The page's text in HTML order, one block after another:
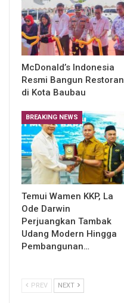
McDonald’s Indonesia
Resmi Bangun Restoran
di Kota Baubau
BREAKING NEWS
Temui Wamen KKP, La
Ode Darwin
Perjuangkan Tambak
Udang Modern Hingga
Pembangunan…
PREV NEXT